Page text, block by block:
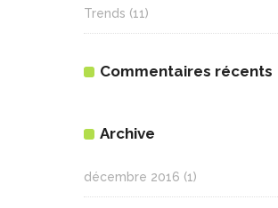
Trends (11)
Commentaires récents
Archive
décembre 2016 (1)